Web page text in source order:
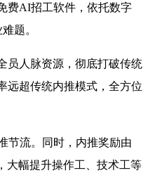
费AI招工软件，依托数字
题。
员人脉资源，彻底打破传统
远超传统内推模式，全方位
节流。同时，内推奖励由
大幅提升操作工、技术工等